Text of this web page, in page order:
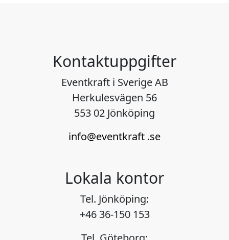
Kontaktuppgifter
Eventkraft i Sverige AB
Herkulesvägen 56
553 02 Jönköping
info@eventkraft .se
Lokala kontor
Tel. Jönköping:
+46 36-150 153